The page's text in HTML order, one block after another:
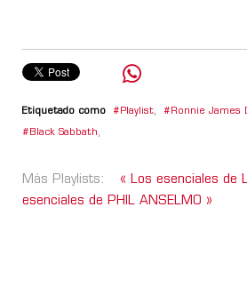
Etiquetado como Playlist, Ronnie James
Black Sabbath,
Más Playlists: « Los esenciales de
esenciales de PHIL ANSELMO »